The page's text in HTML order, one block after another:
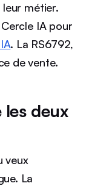
métier.
IA pour
. La RS6792,
de vente.
deux
veux
La